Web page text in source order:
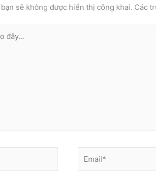
bạn sẽ không được hiển thị công khai. Các